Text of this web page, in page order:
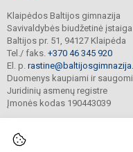
Klaipėdos Baltijos gimnazija
Savivaldybės biudžetinė įstaiga
Baltijos pr. 51, 94127 Klaipėda
Tel./ faks. +370 46 345 920
El. p.
Duomenys kaupiami ir saugomi
Juridinių asmenų registre
Įmonės kodas 190443039